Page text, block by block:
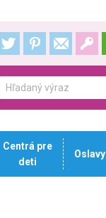
Centrá pre
deti
Oslavy